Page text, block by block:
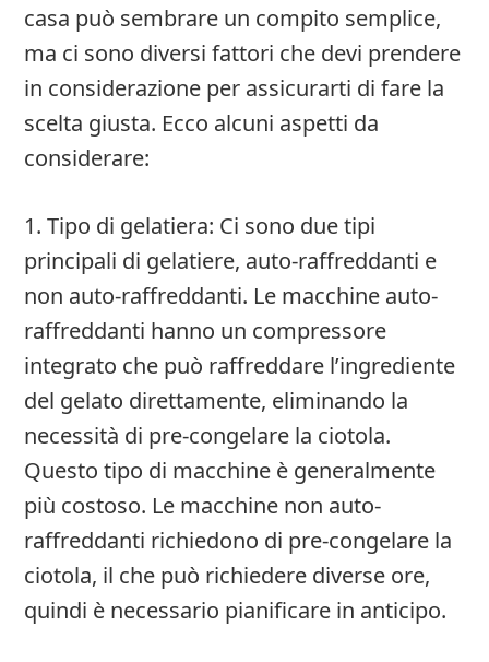
casa può sembrare un compito semplice,
ma ci sono diversi fattori che devi prendere
in considerazione per assicurarti di fare la
scelta giusta. Ecco alcuni aspetti da
considerare:
1. Tipo di gelatiera: Ci sono due tipi
principali di gelatiere, auto-raffreddanti e
non auto-raffreddanti. Le macchine auto-
raffreddanti hanno un compressore
integrato che può raffreddare l’ingrediente
del gelato direttamente, eliminando la
necessità di pre-congelare la ciotola.
Questo tipo di macchine è generalmente
più costoso. Le macchine non auto-
raffreddanti richiedono di pre-congelare la
ciotola, il che può richiedere diverse ore,
quindi è necessario pianificare in anticipo.